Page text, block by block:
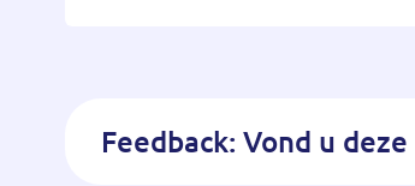
Feedback: Vond u